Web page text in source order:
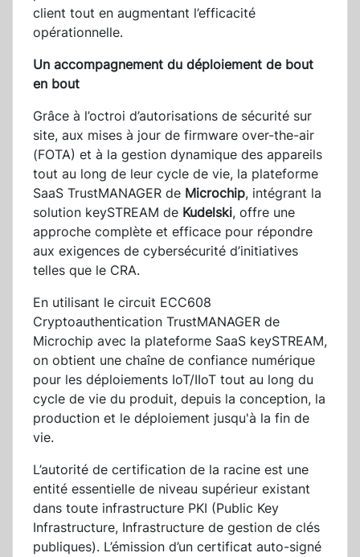
client tout en augmentant l’efficacité
opérationnelle.
Un accompagnement du déploiement de bout
en bout
Grâce à l’octroi d’autorisations de sécurité sur
site, aux mises à jour de firmware over-the-air
(FOTA) et à la gestion dynamique des appareils
tout au long de leur cycle de vie, la plateforme
SaaS TrustMANAGER de Microchip, intégrant la
solution keySTREAM de Kudelski, offre une
approche complète et efficace pour répondre
aux exigences de cybersécurité d’initiatives
telles que le CRA.
En utilisant le circuit ECC608
Cryptoauthentication TrustMANAGER de
Microchip avec la plateforme SaaS keySTREAM,
on obtient une chaîne de confiance numérique
pour les déploiements IoT/IIoT tout au long du
cycle de vie du produit, depuis la conception, la
production et le déploiement jusqu'à la fin de
vie.
L’autorité de certification de la racine est une
entité essentielle de niveau supérieur existant
dans toute infrastructure PKI (Public Key
Infrastructure, Infrastructure de gestion de clés
publiques). L’émission d’un certificat auto-signé